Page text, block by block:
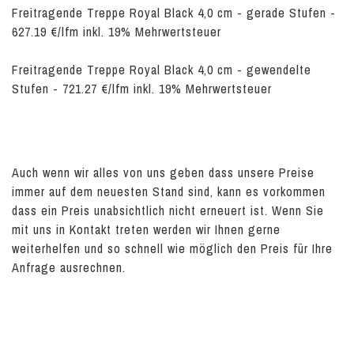
Freitragende Treppe Royal Black 4,0 cm - gerade Stufen -
627.19 €/lfm inkl. 19% Mehrwertsteuer
Freitragende Treppe Royal Black 4,0 cm - gewendelte
Stufen - 721.27 €/lfm inkl. 19% Mehrwertsteuer
Auch wenn wir alles von uns geben dass unsere Preise
immer auf dem neuesten Stand sind, kann es vorkommen
dass ein Preis unabsichtlich nicht erneuert ist. Wenn Sie
mit uns in Kontakt treten werden wir Ihnen gerne
weiterhelfen und so schnell wie möglich den Preis für Ihre
Anfrage ausrechnen.